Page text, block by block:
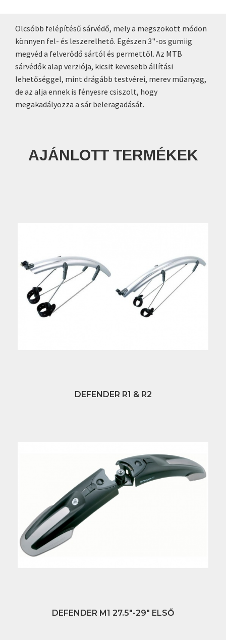
Olcsóbb felépítésű sárvédő, mely a megszokott módon
könnyen fel- és leszerelhető. Egészen 3"-os gumiig
megvéd a felverődő sártól és permettől. Az MTB
sárvédők alap verziója, kicsit kevesebb állítási
lehetőséggel, mint drágább testvérei, merev műanyag,
de az alja ennek is fényesre csiszolt, hogy
megakadályozza a sár beleragadását.
AJÁNLOTT TERMÉKEK
DEFENDER R1 & R2
DEFENDER M1 27.5"-29" ELSŐ